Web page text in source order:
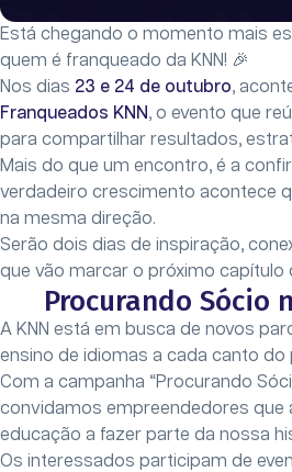
Está chegando o momento mais
quem é franqueado da KNN! 🎉
Nos dias 23 e 24 de outubro,
Franqueados KNN, o evento que
para compartilhar resultados,
Mais do que um encontro, é a
verdadeiro crescimento acontece
na mesma direção.
Serão dois dias de inspiração,
que vão marcar o próximo capítulo
Procurando Sócio
A KNN está em busca de novos
ensino de idiomas a cada canto do
Com a campanha “Procurando
convidamos empreendedores que
educação a fazer parte da nossa
Os interessados participam de